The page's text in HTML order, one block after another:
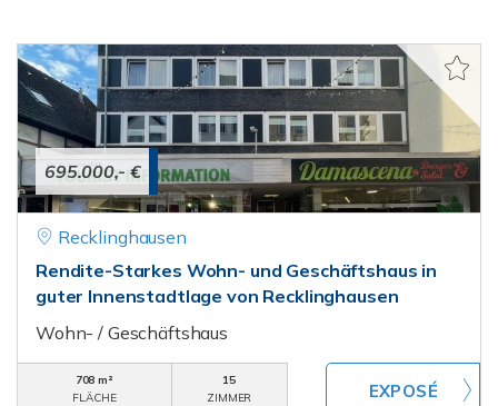
695.000,- €
Recklinghausen
Rendite-Starkes Wohn- und Geschäftshaus in
guter Innenstadtlage von Recklinghausen
Wohn- / Geschäftshaus
708 m²
FLÄCHE
15
ZIMMER